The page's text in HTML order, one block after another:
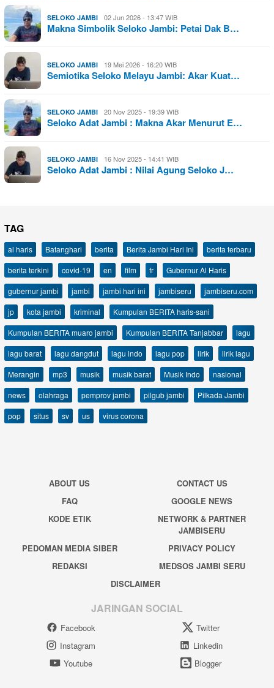
SELOKO JAMBI 02 Jun 2026 - 13:47 WIB
Makna Simbolik Seloko Jambi: Petai Dak B…
SELOKO JAMBI 19 Mei 2026 - 16:20 WIB
Semiotika Seloko Melayu Jambi: Akar Kuat…
SELOKO JAMBI 20 Nov 2025 - 19:39 WIB
Seloko Adat Jambi : Makna Akar Menurut E…
SELOKO JAMBI 16 Nov 2025 - 14:41 WIB
Seloko Adat Jambi : Nilai Agung Seloko J…
TAG
al haris Batanghari berita Berita Jambi Hari Ini
berita terbaru
berita terkini
covid-19 en film fr
Gubernur Al Haris
gubernur jambi
jambi jambi hari ini jambiseru
jambiseru.com
jp
kota jambi kriminal
Kumpulan BERITA haris-sani
Kumpulan BERITA muaro jambi
Kumpulan BERITA Tanjabbar
lagu
lagu barat
lagu dangdut lagu indo lagu pop lirik
lirik lagu
Merangin
mp3 musik musik barat Musik Indo
nasional
news
olahraga pemprov jambi pilgub jambi
Pilkada Jambi
pop
situs sv us virus corona
ABOUT US
CONTACT US
FAQ
GOOGLE NEWS
KODE ETIK
NETWORK & PARTNER
JAMBISERU
PEDOMAN MEDIA SIBER
PRIVACY POLICY
REDAKSI
MEDSOS JAMBI SERU
DISCLAIMER
JARINGAN SOCIAL
Facebook
Twitter
Instagram
Linkedin
Youtube
Blogger